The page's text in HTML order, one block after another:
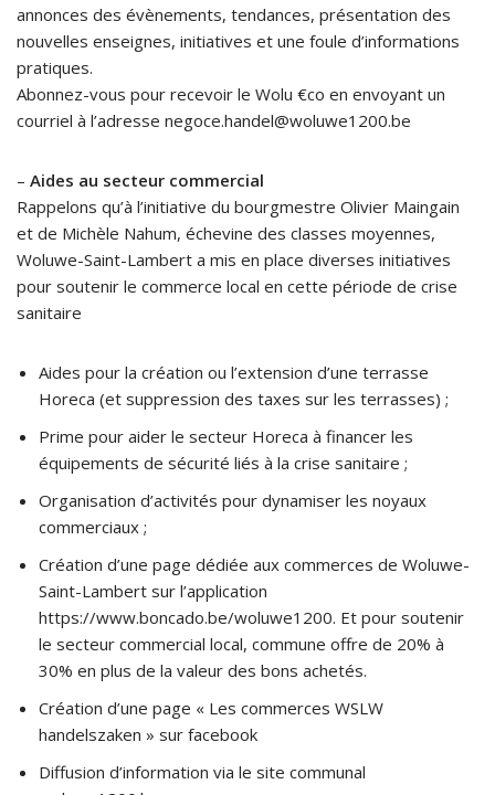
annonces des évènements, tendances, présentation des
nouvelles enseignes, initiatives et une foule d’informations
pratiques.
Abonnez-vous pour recevoir le Wolu €co en envoyant un
courriel à l’adresse negoce.handel@woluwe1200.be
– Aides au secteur commercial
Rappelons qu’à l’initiative du bourgmestre Olivier Maingain
et de Michèle Nahum, échevine des classes moyennes,
Woluwe-Saint-Lambert a mis en place diverses initiatives
pour soutenir le commerce local en cette période de crise
sanitaire
Aides pour la création ou l’extension d’une terrasse
Horeca (et suppression des taxes sur les terrasses) ;
Prime pour aider le secteur Horeca à financer les
équipements de sécurité liés à la crise sanitaire ;
Organisation d’activités pour dynamiser les noyaux
commerciaux ;
Création d’une page dédiée aux commerces de Woluwe-
Saint-Lambert sur l’application
https://www.boncado.be/woluwe1200. Et pour soutenir
le secteur commercial local, commune offre de 20% à
30% en plus de la valeur des bons achetés.
Création d’une page « Les commerces WSLW
handelszaken » sur facebook
Diffusion d’information via le site communal